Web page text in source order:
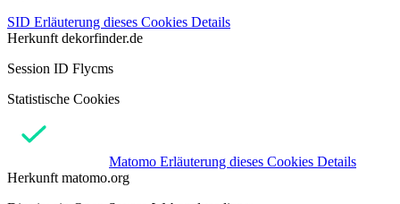
SID Erläuterung dieses Cookies Details
Herkunft dekorfinder.de
Session ID Flycms
Statistische Cookies
Matomo Erläuterung dieses Cookies Details
Herkunft matomo.org